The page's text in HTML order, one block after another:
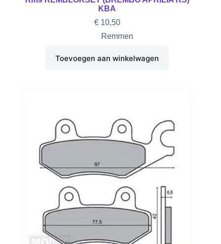
KBA
€10,50
Remmen
Toevoegen aan winkelwagen